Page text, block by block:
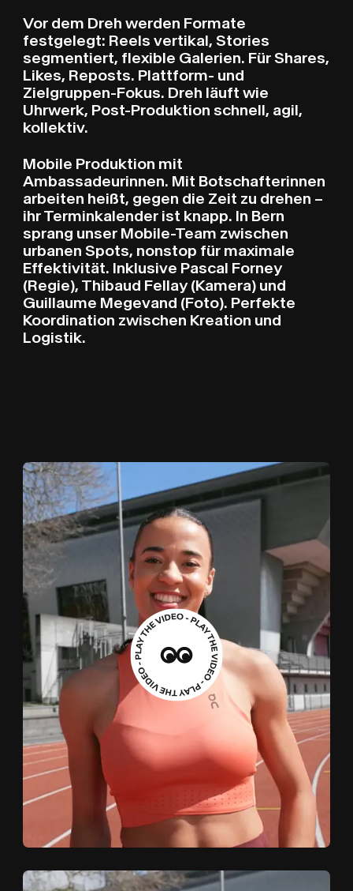
Vor dem Dreh werden Formate
festgelegt: Reels vertikal, Stories
segmentiert, flexible Galerien. Für Shares,
Likes, Reposts. Plattform- und
Zielgruppen-Fokus. Dreh läuft wie
Uhrwerk, Post-Produktion schnell, agil,
kollektiv.
Mobile Produktion mit
Ambassadeurinnen. Mit Botschafterinnen
arbeiten heißt, gegen die Zeit zu drehen –
ihr Terminkalender ist knapp. In Bern
sprang unser Mobile-Team zwischen
urbanen Spots, nonstop für maximale
Effektivität. Inklusive Pascal Forney
(Regie), Thibaud Fellay (Kamera) und
Guillaume Megevand (Foto). Perfekte
Koordination zwischen Kreation und
Logistik.